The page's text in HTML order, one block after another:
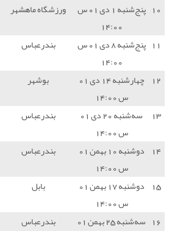
ماهشهر شهرداری ماهشهر 0 - 0
شهرداری بندرعباس 0 - 1
بوشهر شاهین بوشهر 2 - 2
شهرداری بندرعباس 1 - 1
شهرداری بندرعباس 1 - 1
کیان سام بابل 2 - 0
شهرداری بندرعباس 1 - 0